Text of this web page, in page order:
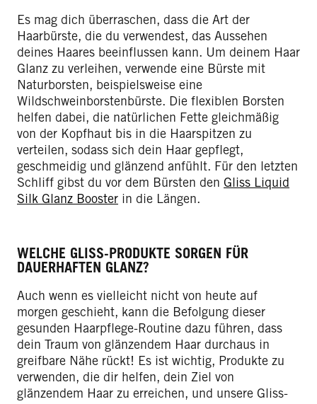
Es mag dich überraschen, dass die Art der
Haarbürste, die du verwendest, das Aussehen
deines Haares beeinflussen kann. Um deinem Haar
Glanz zu verleihen, verwende eine Bürste mit
Naturborsten, beispielsweise eine
Wildschweinborstenbürste. Die flexiblen Borsten
helfen dabei, die natürlichen Fette gleichmäßig
von der Kopfhaut bis in die Haarspitzen zu
verteilen, sodass sich dein Haar gepflegt,
geschmeidig und glänzend anfühlt. Für den letzten
Schliff gibst du vor dem Bürsten den Gliss Liquid
Silk Glanz Booster in die Längen.
WELCHE GLISS-PRODUKTE SORGEN FÜR
DAUERHAFTEN GLANZ?
Auch wenn es vielleicht nicht von heute auf
morgen geschieht, kann die Befolgung dieser
gesunden Haarpflege-Routine dazu führen, dass
dein Traum von glänzendem Haar durchaus in
greifbare Nähe rückt! Es ist wichtig, Produkte zu
verwenden, die dir helfen, dein Ziel von
glänzendem Haar zu erreichen, und unsere Gliss-